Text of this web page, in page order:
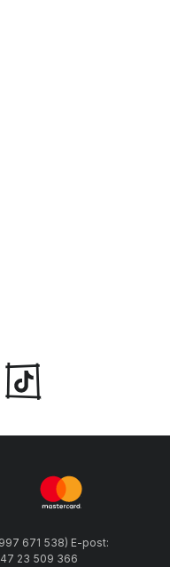
671 538) E-post:
23 509 366